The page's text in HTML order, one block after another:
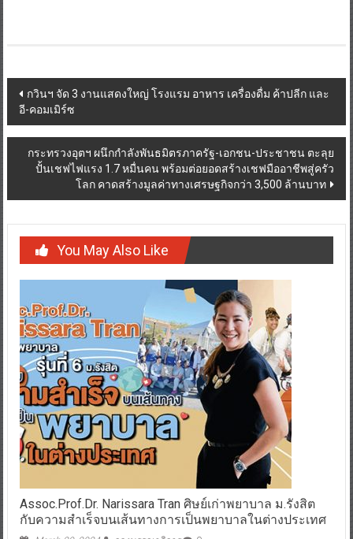
Post
navigation
กวินฯ จัด 3 งานแสดงใหญ่ โรงแรม อาหาร เครื่องดื่ม ค้าปลีก และ
อี-คอมเมิร์ซ
กระทรวงอุตฯ ผนึกกำลังพันธมิตรภาครัฐ-เอกชน-ประชาชน ตะลุย
ปั้นเชฟไฟแรง 1.7 หมื่นคน พร้อมต่อยอดสร้างเชฟมืออาชีพสู่ครัว
โลก คาดสร้างมูลค่าทางเศรษฐกิจกว่า 3,500 ล้านบาท
You May Also Like
Assoc.Prof.Dr. Narissara Tran ศิษย์เก่าพยาบาล ม.รังสิต
กับความสำเร็จบนเส้นทางการเป็นพยาบาลในต่างประเทศ